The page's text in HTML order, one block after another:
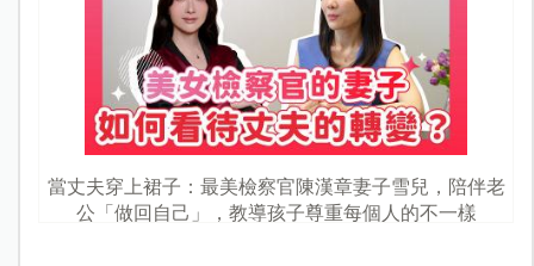
當丈夫穿上裙子：最美檢察官陳漢章妻子雪兒，陪伴老
公「做回自己」，教導孩子尊重每個人的不一樣